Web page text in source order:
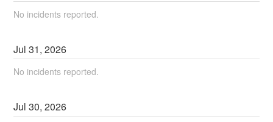
No incidents reported.
Jul31,2026
No incidents reported.
Jul30,2026